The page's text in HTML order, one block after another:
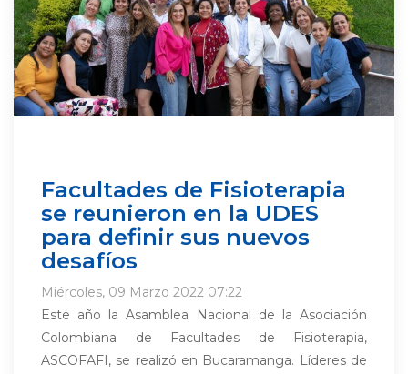
Facultades de Fisioterapia
se reunieron en la UDES
para definir sus nuevos
desafíos
Miércoles, 09 Marzo 2022 07:22
Este año la Asamblea Nacional de la Asociación
Colombiana de Facultades de Fisioterapia,
ASCOFAFI, se realizó en Bucaramanga. Líderes de